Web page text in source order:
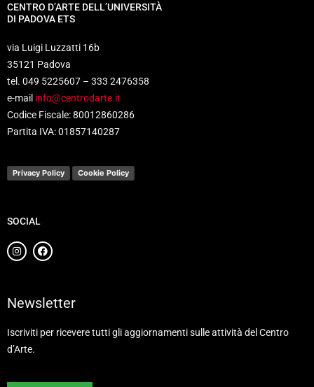
CENTRO D’ARTE DELL’UNIVERSITÀ
DI PADOVA ETS
via Luigi Luzzatti 16b
35121 Padova
tel. 049 5225607 – 333 2476358
e-mail info@centrodarte.it
Codice Fiscale: 80012860286
Partita IVA: 01857140287
Privacy Policy Cookie Policy
SOCIAL
Newsletter
Iscriviti per ricevere tutti gli aggiornamenti sulle attività del Centro
d’Arte.